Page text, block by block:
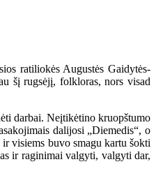
ratiliokės Augustės Gaidytės-
šį rugsėjį, folkloras, nors visad
darbai. Neįtikėtino kruopštumo
dalijosi „Diemedis“, o
visiems buvo smagu kartu šokti
ir raginimai valgyti, valgyti dar,